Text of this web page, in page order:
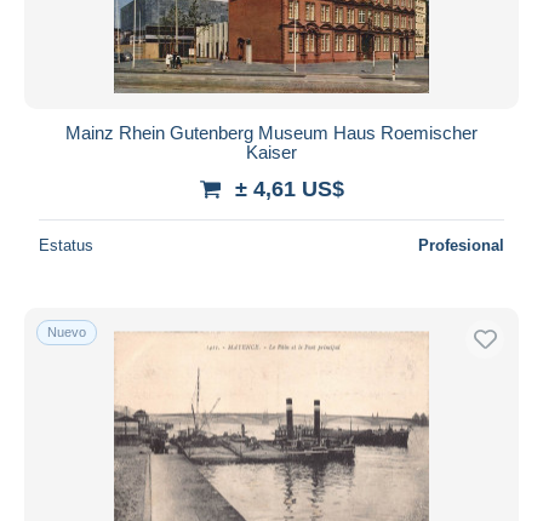
Mainz Rhein Gutenberg Museum Haus Roemischer
Kaiser
± 4,61 US$
Estatus Profesional
Nuevo